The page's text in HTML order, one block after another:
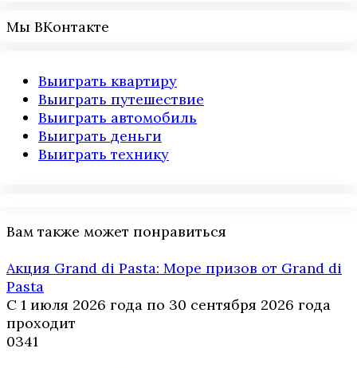
Мы ВКонтакте
Выиграть квартиру
Выиграть путешествие
Выиграть автомобиль
Выиграть деньги
Выиграть технику
Вам также может понравиться
Акция Grand di Pasta: Море призов от Grand di
Pasta
С 1 июля 2026 года по 30 сентября 2026 года
проходит
0341